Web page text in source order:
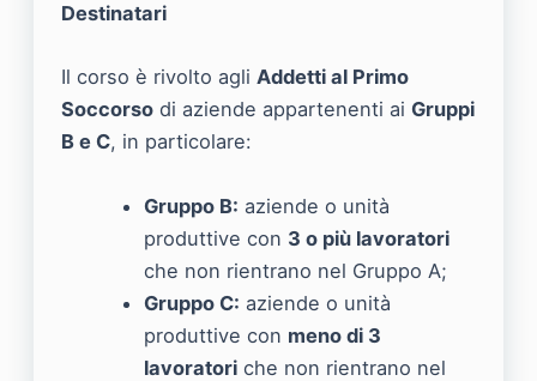
Destinatari
Il corso è rivolto agli Addetti al Primo
Soccorso di aziende appartenenti ai Gruppi
B e C, in particolare:
Gruppo B: aziende o unità
produttive con 3 o più lavoratori
che non rientrano nel Gruppo A;
Gruppo C: aziende o unità
produttive con meno di 3
lavoratori che non rientrano nel